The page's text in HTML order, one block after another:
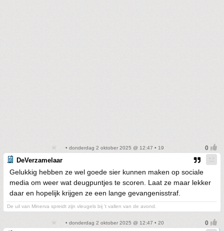
• donderdag 2 oktober 2025 @ 12:47 • 19
DeVerzamelaar
Gelukkig hebben ze wel goede sier kunnen maken op sociale
media om weer wat deugpuntjes te scoren. Laat ze maar lekker
daar en hopelijk krijgen ze een lange gevangenisstraf.
De uil van Minerva spreidt zijn vleugels bij 't vallen van de avond.
• donderdag 2 oktober 2025 @ 12:47 • 20